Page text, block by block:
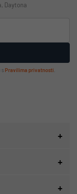
Daytona
s Pravilima privatnosti